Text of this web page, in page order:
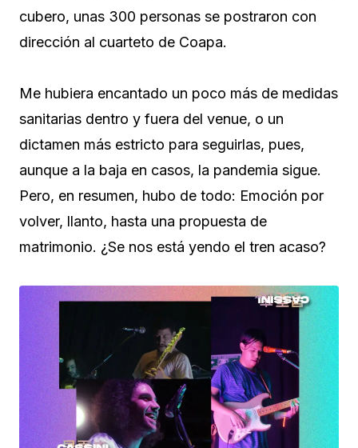
cubero, unas 300 personas se postraron con
dirección al cuarteto de Coapa.
Me hubiera encantado un poco más de medidas
sanitarias dentro y fuera del venue, o un
dictamen más estricto para seguirlas, pues,
aunque a la baja en casos, la pandemia sigue.
Pero, en resumen, hubo de todo: Emoción por
volver, llanto, hasta una propuesta de
matrimonio. ¿Se nos está yendo el tren acaso?